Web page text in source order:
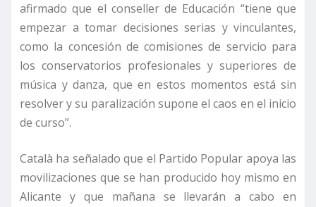
afirmado que el conseller de Educación “tiene que
empezar a tomar decisiones serias y vinculantes,
como la concesión de comisiones de servicio para
los conservatorios profesionales y superiores de
música y danza, que en estos momentos está sin
resolver y su paralización supone el caos en el inicio
de curso”.
Català ha señalado que el Partido Popular apoya las
movilizaciones que se han producido hoy mismo en
Alicante y que mañana se llevarán a cabo en